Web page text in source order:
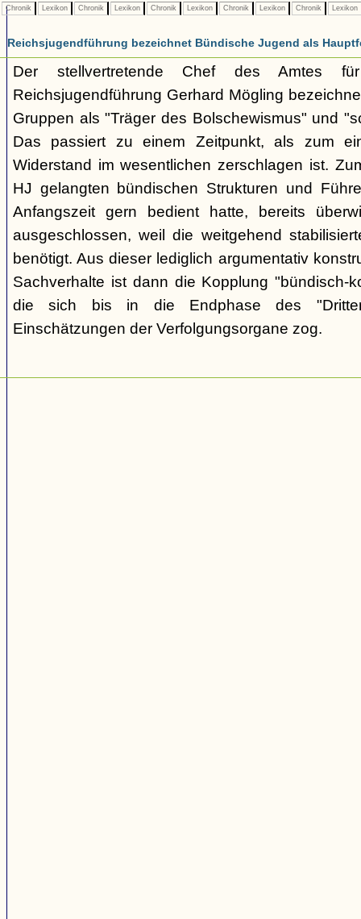
Chronik Lexikon Chronik Lexikon Chronik Lexikon Chronik Lexikon Chronik Lexikon
Reichsjugendführung bezeichnet Bündische Jugend als
Der stellvertretende Chef des Amtes
Reichsjugendführung Gerhard Mögling
Gruppen als "Träger des Bolschewismus" und
Das passiert zu einem Zeitpunkt, als zum
Widerstand im wesentlichen zerschlagen ist.
HJ gelangten bündischen Strukturen und
Anfangszeit gern bedient hatte, bereits
ausgeschlossen, weil die weitgehend
benötigt. Aus dieser lediglich argumentativ
Sachverhalte ist dann die Kopplung "bündisch-
die sich bis in die Endphase des
Einschätzungen der Verfolgungsorgane zog.